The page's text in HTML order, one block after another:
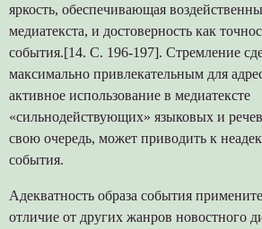
яркость, обеспечивающая
медиатекста, и достоверность как
события.[14. С. 196-197]. Стремление
максимально привлекательным для
активное использование в медиатексте
«сильнодействующих» языковых и
свою очередь, может приводить к
события.
Адекватность образа события
отличие от других жанров новостного